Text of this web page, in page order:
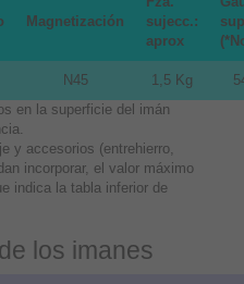
Magnetización
sujecc.:
aprox
N45 1,5 Kg
en la superficie del imán
y accesorios (entrehierro,
incorporar, el valor máximo
indica la tabla inferior de
los imanes